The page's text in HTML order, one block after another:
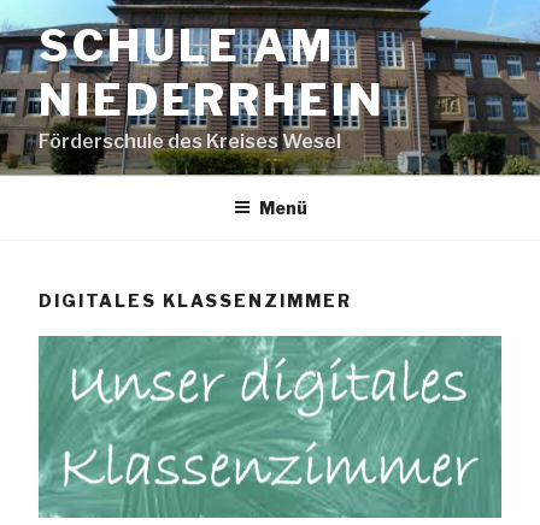
Inhalt
springen
SCHULE AM
NIEDERRHEIN
Förderschule des Kreises Wesel
Menü
DIGITALES KLASSENZIMMER